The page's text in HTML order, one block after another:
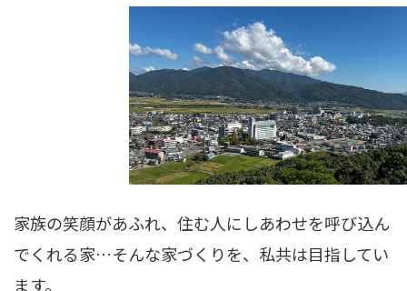
家族の笑顔があふれ、住む人にしあわせを呼び込ん
でくれる家…そんな家づくりを、私共は目指してい
ます。